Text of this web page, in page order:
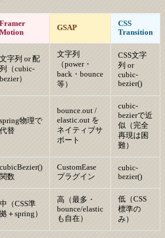
Framer
Motion
GSAP
CSS
Transition
文字列 or 配
列（cubic-
bezier）
文字列
（power・
back・bounce
等）
CSS文字
列 or
cubic-
bezier()
spring物理で
代替
bounce.out /
elastic.out を
ネイティブサ
ポート
cubic-
bezierで近
似（完全
再現は困
難）
cubicBezier()
関数
CustomEase
プラグイン
cubic-
bezier()
中（CSS準
拠＋spring）
高（最多・
bounce/elastic
も自在）
低（CSS
標準の
み）